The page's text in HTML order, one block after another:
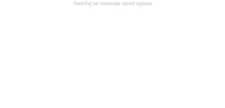
Sadržaj se nastavlja ispod oglasa